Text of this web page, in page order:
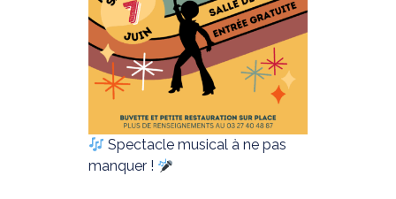
Spectacle musical à ne pas
manquer !